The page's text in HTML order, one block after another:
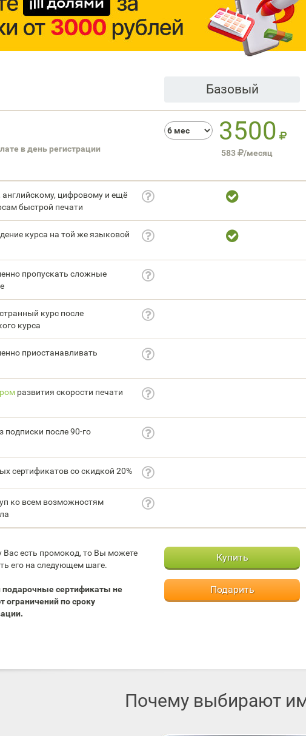
Базовый
в день регистрации
3500
583 /месяц
Вас есть промокод, то Вы можете
его на следующем шаге.
сертификаты не
ограничений по сроку
Купить
Подарить
английскому, цифровому и ещё
быстрой печати
курса на той же языковой
пропускать сложные
курс после
курса
приостанавливать
развития скорости печати
подписки после 90-го
сертификатов со скидкой 20%
ко всем возможностям
Почему выбирают